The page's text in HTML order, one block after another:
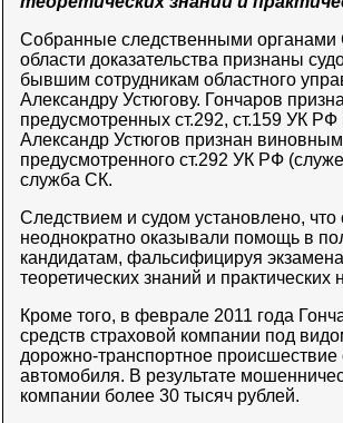
Собранные следственными органами
области доказательства признаны
бывшим сотрудникам областного
Александру Устюгову. Гончаров
предусмотренных ст.292, ст.159 УК
Александр Устюгов признан
предусмотренного ст.292 УК РФ
служба СК.
Следствием и судом установлено,
неоднократно оказывали помощь в
кандидатам, фальсифицируя
теоретических знаний и
Кроме того, в феврале 2011 года
средств страховой компании под
дорожно-транспортное
автомобиля. В результате
компании более 30 тысяч рублей.